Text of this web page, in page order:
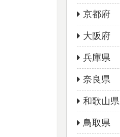
京都府
大阪府
兵庫県
奈良県
和歌山県
鳥取県